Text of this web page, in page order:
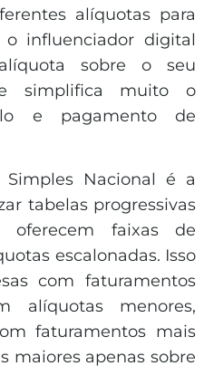
alíquotas para
o influenciador digital
sobre o seu
simplifica muito o
e pagamento de
Nacional é a
tabelas progressivas
oferecem faixas de
escalonadas. Isso
com faturamentos
alíquotas menores,
faturamentos mais
maiores apenas sobre